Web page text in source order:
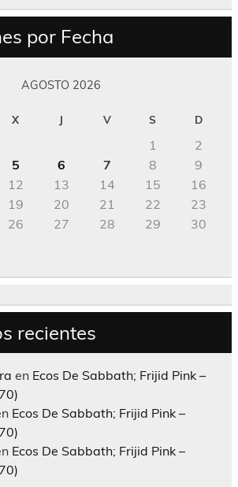
por Fecha
AGOSTO 2026
X J V S D
1
2
5 6 7 8
9
12 13 14 15
16
19 20 21 22
23
26 27 28 29
30
recientes
en Ecos De Sabbath; Frijid Pink –
Ecos De Sabbath; Frijid Pink –
Ecos De Sabbath; Frijid Pink –